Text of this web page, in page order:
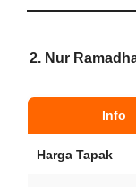
2. Nur
Info
Harga Tapak